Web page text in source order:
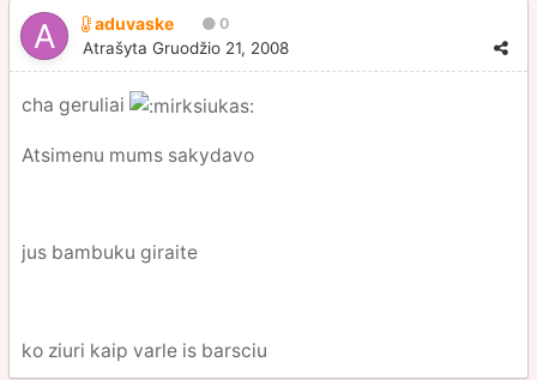
aduvaske 0
Atrašyta Gruodžio 21, 2008
cha geruliai
Atsimenu mums sakydavo
jus bambuku giraite
ko ziuri kaip varle is barsciu